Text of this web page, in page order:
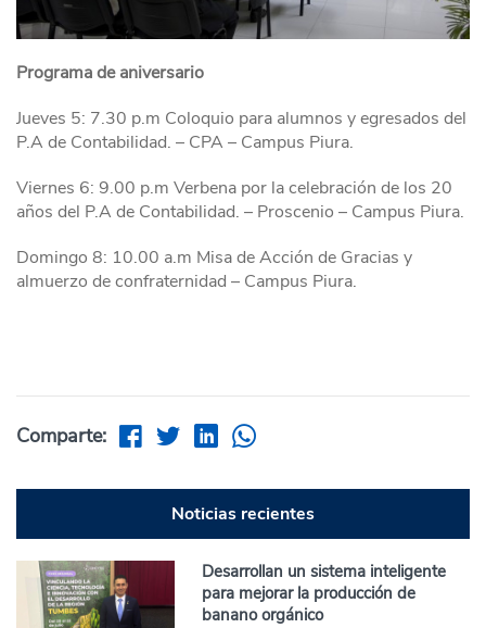
Programa de aniversario
Jueves 5: 7.30 p.m Coloquio para alumnos y egresados del
P.A de Contabilidad. – CPA – Campus Piura.
Viernes 6: 9.00 p.m Verbena por la celebración de los 20
años del P.A de Contabilidad. – Proscenio – Campus Piura.
Domingo 8: 10.00 a.m Misa de Acción de Gracias y
almuerzo de confraternidad – Campus Piura.
Comparte:
Noticias recientes
Desarrollan un sistema inteligente
para mejorar la producción de
banano orgánico